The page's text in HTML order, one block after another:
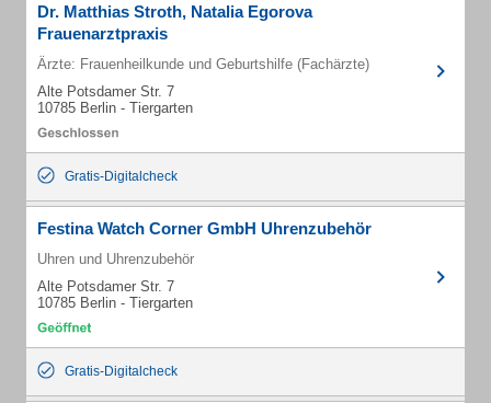
Dr. Matthias Stroth, Natalia Egorova
Frauenarztpraxis
Ärzte: Frauenheilkunde und Geburtshilfe (Fachärzte)
Alte Potsdamer Str. 7
10785 Berlin - Tiergarten
Gratis-Digitalcheck
Festina Watch Corner GmbH Uhrenzubehör
Uhren und Uhrenzubehör
Alte Potsdamer Str. 7
10785 Berlin - Tiergarten
Gratis-Digitalcheck